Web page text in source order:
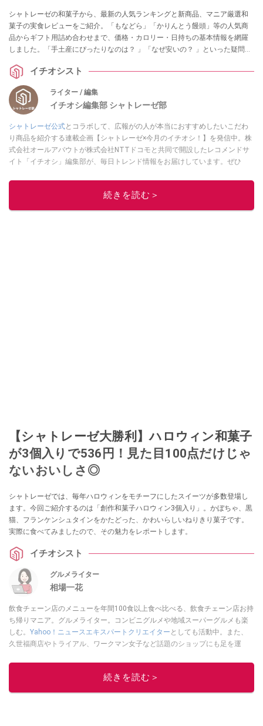
シャトレーゼの和菓子から、最新の人気ランキングと新商品、マニア厳選和
菓子の実食レビューをご紹介。「もなどら」「かりんとう饅頭」等の人気商
品からギフト用詰め合わせまで、価格・カロリー・日持ちの基本情報を網羅
しました。「手土産にぴったりなのは？ 」「なぜ安いの？ 」といった疑問に
イチオシスト
ライター / 編集
イチオシ編集部 シャトレーゼ部
シャトレーゼ公式とコラボして、広報がの人が本当におすすめしたいこだわ
り商品を紹介する連載企画【シャトレーゼ×今月のイチオシ！】を発信中。株
式会社オールアバウトが株式会社NTTドコモと共同で開設したレコメンドサ
イト「イチオシ」編集部が、毎日トレンド情報をお届けしています。ぜひ
このイチオシストの他の記事を読む
続きを読む＞
【シャトレーゼ大勝利】ハロウィン和菓子
が3個入りで536円！見た目100点だけじゃ
ないおいしさ◎
シャトレーゼでは、毎年ハロウィンをモチーフにしたスイーツが多数登場し
ます。今回ご紹介するのは「創作和菓子ハロウィン3個入り」。かぼちゃ、黒
猫、フランケンシュタインをかたどった、かわいらしいねりきり菓子です。
実際に食べてみましたので、その魅力をレポートします。
イチオシスト
グルメライター
相場一花
飲食チェーン店のメニューを年間100食以上食べ比べる、飲食チェーン店お持
ち帰りマニア。グルメライター。コンビニグルメや地域スーパーグルメも楽
しむ。 Yahoo！ニュースエキスパートクリエイター としても活動中。また、
久世福商店やトライアル、ワークマン女子など話題のショップにも足を運
「週刊プレイボーイ」、宝島社「おいしい！ シャトレーゼBOOK」などでグ
ルメライター、食の専門家として出演実績あり。
続きを読む＞